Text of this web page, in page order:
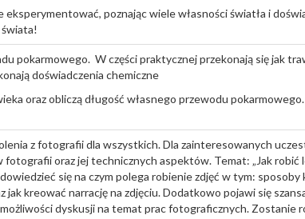
eksperymentować, poznając wiele własności światła i
pokarmowego. W części praktycznej przekonają się jak
doświadczenia chemiczne
oraz obliczą długość własnego przewodu pokarmowego.
z fotografii dla wszystkich. Dla zainteresowanych
oraz jej technicznych aspektów. Temat: „Jak robić
się na czym polega robienie zdjęć w tym: sposoby
kreować narrację na zdjęciu. Dodatkowo pojawi się
dyskusji na temat prac fotograficznych. Zostanie